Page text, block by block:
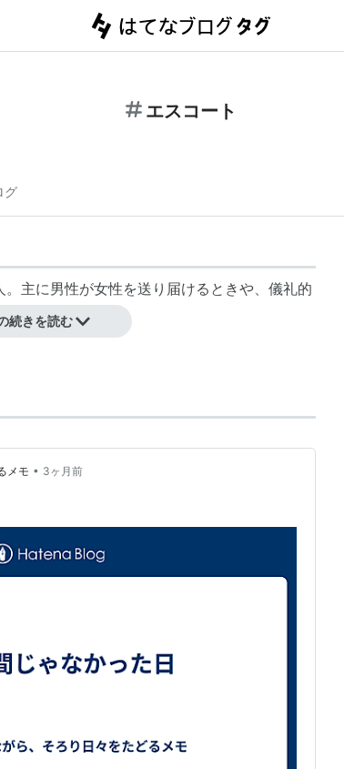
エスコート
グ
主に男性が女性を送り届けるときや、儀礼的
続きを読む
メモ • 3ヶ月前